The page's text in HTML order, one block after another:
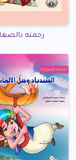
رحمته